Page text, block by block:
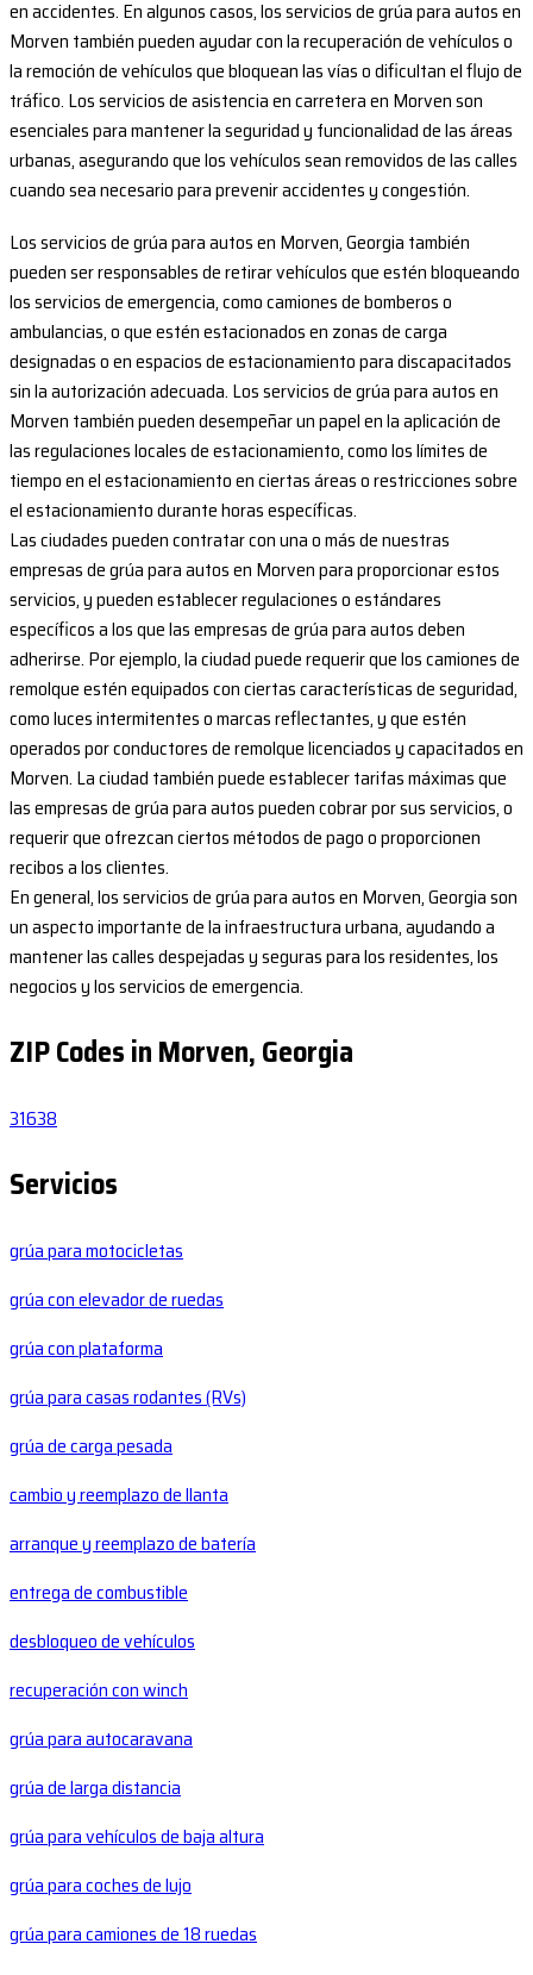
en accidentes. En algunos casos, los servicios de grúa para autos en
Morven también pueden ayudar con la recuperación de vehículos o
la remoción de vehículos que bloquean las vías o dificultan el flujo de
tráfico. Los servicios de asistencia en carretera en Morven son
esenciales para mantener la seguridad y funcionalidad de las áreas
urbanas, asegurando que los vehículos sean removidos de las calles
cuando sea necesario para prevenir accidentes y congestión.
Los servicios de grúa para autos en Morven, Georgia también
pueden ser responsables de retirar vehículos que estén bloqueando
los servicios de emergencia, como camiones de bomberos o
ambulancias, o que estén estacionados en zonas de carga
designadas o en espacios de estacionamiento para discapacitados
sin la autorización adecuada. Los servicios de grúa para autos en
Morven también pueden desempeñar un papel en la aplicación de
las regulaciones locales de estacionamiento, como los límites de
tiempo en el estacionamiento en ciertas áreas o restricciones sobre
el estacionamiento durante horas específicas.
Las ciudades pueden contratar con una o más de nuestras
empresas de grúa para autos en Morven para proporcionar estos
servicios, y pueden establecer regulaciones o estándares
específicos a los que las empresas de grúa para autos deben
adherirse. Por ejemplo, la ciudad puede requerir que los camiones de
remolque estén equipados con ciertas características de seguridad,
como luces intermitentes o marcas reflectantes, y que estén
operados por conductores de remolque licenciados y capacitados en
Morven. La ciudad también puede establecer tarifas máximas que
las empresas de grúa para autos pueden cobrar por sus servicios, o
requerir que ofrezcan ciertos métodos de pago o proporcionen
recibos a los clientes.
En general, los servicios de grúa para autos en Morven, Georgia son
un aspecto importante de la infraestructura urbana, ayudando a
mantener las calles despejadas y seguras para los residentes, los
negocios y los servicios de emergencia.
ZIP Codes in Morven, Georgia
31638
Servicios
grúa para motocicletas
grúa con elevador de ruedas
grúa con plataforma
grúa para casas rodantes (RVs)
grúa de carga pesada
cambio y reemplazo de llanta
arranque y reemplazo de batería
entrega de combustible
desbloqueo de vehículos
recuperación con winch
grúa para autocaravana
grúa de larga distancia
grúa para vehículos de baja altura
grúa para coches de lujo
grúa para camiones de 18 ruedas